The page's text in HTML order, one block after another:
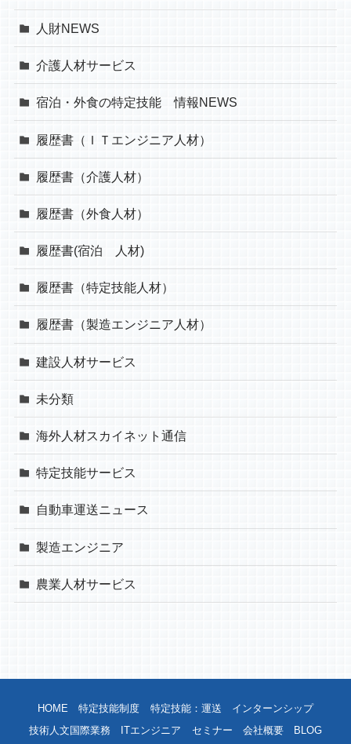
人財NEWS
介護人材サービス
宿泊・外食の特定技能 情報NEWS
履歴書（ＩＴエンジニア人材）
履歴書（介護人材）
履歴書（外食人材）
履歴書(宿泊 人材)
履歴書（特定技能人材）
履歴書（製造エンジニア人材）
建設人材サービス
未分類
海外人材スカイネット通信
特定技能サービス
自動車運送ニュース
製造エンジニア
農業人材サービス
HOME 特定技能制度 特定技能：運送
インターンシップ
技術人文国際業務
ITエンジニア セミナー 会社概要 BLOG